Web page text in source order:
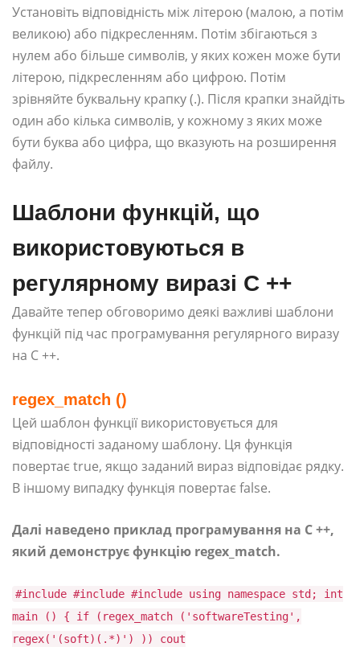
Установіть відповідність між літерою (малою, а потім
великою) або підкресленням. Потім збігаються з
нулем або більше символів, у яких кожен може бути
літерою, підкресленням або цифрою. Потім
зрівняйте буквальну крапку (.). Після крапки знайдіть
один або кілька символів, у кожному з яких може
бути буква або цифра, що вказують на розширення
файлу.
Шаблони функцій, що
використовуються в
регулярному виразі C ++
Давайте тепер обговоримо деякі важливі шаблони
функцій під час програмування регулярного виразу
на C ++.
regex_match ()
Цей шаблон функції використовується для
відповідності заданому шаблону. Ця функція
повертає true, якщо заданий вираз відповідає рядку.
В іншому випадку функція повертає false.
Далі наведено приклад програмування на C ++,
який демонструє функцію regex_match.
#include #include #include using namespace std; int
main () { if (regex_match ('softwareTesting',
regex('(soft)(.*)') )) cout